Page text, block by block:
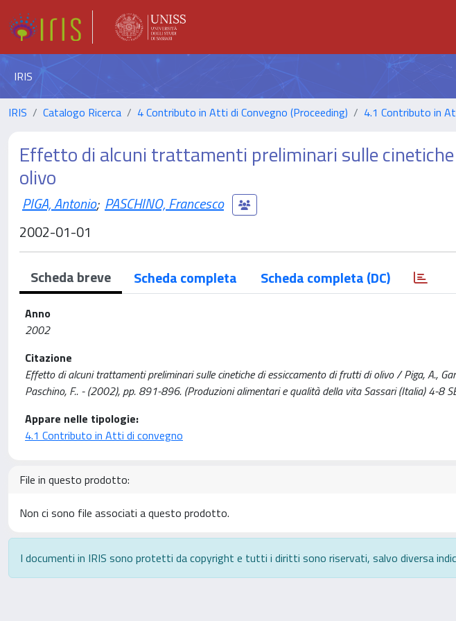
IRIS
IRIS Catalogo Ricerca 4 Contributo in Atti di Convegno (Proceeding) 4.1 Contributo in
Effetto di alcuni trattamenti preliminari sulle
olivo
PIGA, Antonio; PASCHINO, Francesco
2002-01-01
Scheda breve Scheda completa Scheda completa (DC)
Anno
2002
Citazione
Effetto di alcuni trattamenti preliminari sulle cinetiche di essiccamento di frutti di olivo / Piga, A.,
Paschino, F.. - (2002), pp. 891-896. (Produzioni alimentari e qualità della vita Sassari (Italia) 4-8
Appare nelle tipologie:
4.1 Contributo in Atti di convegno
File in questo prodotto:
Non ci sono file associati a questo prodotto.
I documenti in IRIS sono protetti da copyright e tutti i diritti sono riservati, salvo diversa